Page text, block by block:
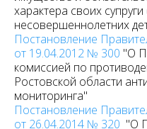
характера своих супруги
несовершеннолетних
Постановление
от 19.04.2012 № 300 "О
комиссией по
Ростовской области
мониторинга"
Постановление
от 26.04.2014 № 320 "О